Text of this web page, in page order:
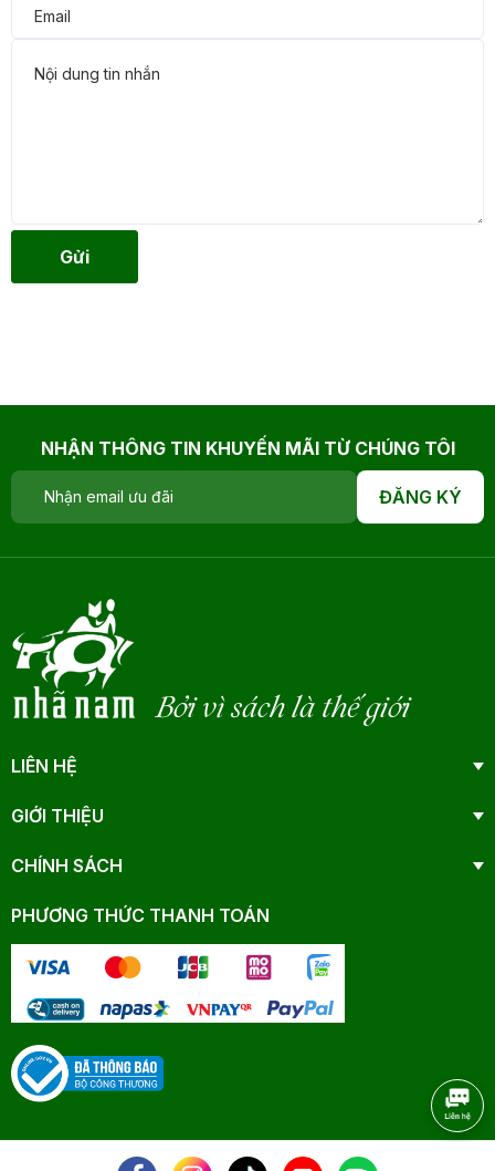
Gửi
NHẬN THÔNG TIN KHUYẾN MÃI TỪ CHÚNG TÔI
ĐĂNG KÝ
Bởi vì sách là thế giới
LIÊN HỆ
GIỚI THIỆU
CHÍNH SÁCH
PHƯƠNG THỨC THANH TOÁN